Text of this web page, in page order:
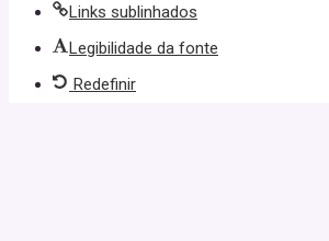
Links sublinhados
Legibilidade da fonte
Redefinir